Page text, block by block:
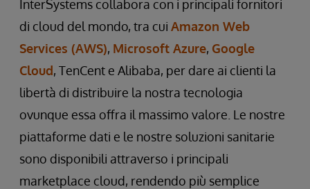
InterSystems collabora con i principali fornitori
di cloud del mondo, tra cui Amazon Web
Services (AWS), Microsoft Azure, Google
Cloud, TenCent e Alibaba, per dare ai clienti la
libertà di distribuire la nostra tecnologia
ovunque essa offra il massimo valore. Le nostre
piattaforme dati e le nostre soluzioni sanitarie
sono disponibili attraverso i principali
marketplace cloud, rendendo più semplice